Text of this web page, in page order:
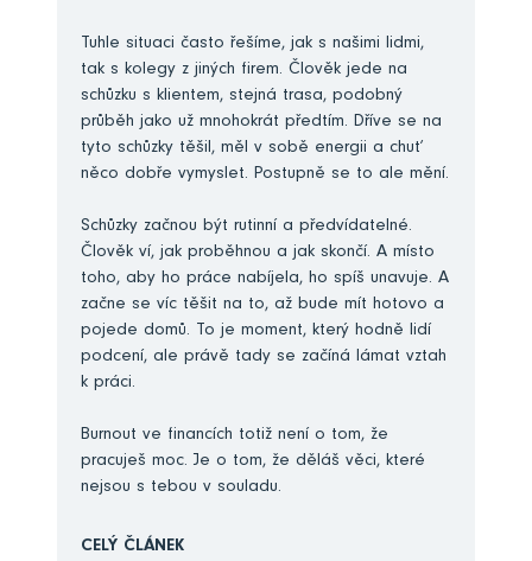
Tuhle situaci často řešíme, jak s našimi lidmi,
tak s kolegy z jiných firem. Člověk jede na
schůzku s klientem, stejná trasa, podobný
průběh jako už mnohokrát předtím. Dříve se na
tyto schůzky těšil, měl v sobě energii a chuť
něco dobře vymyslet. Postupně se to ale mění.
Schůzky začnou být rutinní a předvídatelné.
Člověk ví, jak proběhnou a jak skončí. A místo
toho, aby ho práce nabíjela, ho spíš unavuje. A
začne se víc těšit na to, až bude mít hotovo a
pojede domů. To je moment, který hodně lidí
podcení, ale právě tady se začíná lámat vztah
k práci.
Burnout ve financích totiž není o tom, že
pracuješ moc. Je o tom, že děláš věci, které
nejsou s tebou v souladu.
CELÝ ČLÁNEK